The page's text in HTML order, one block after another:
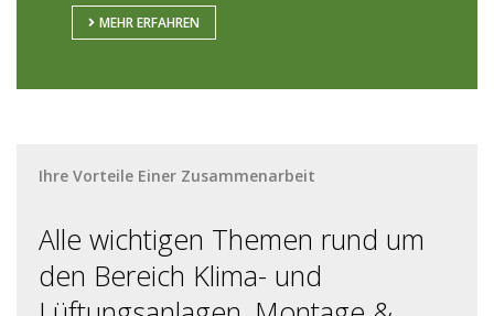
MEHR ERFAHREN
Ihre Vorteile Einer Zusammenarbeit
Alle wichtigen Themen rund um
den Bereich Klima- und